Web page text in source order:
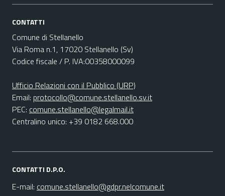
CONTATTI
Comune di Stellanello
Via Roma n.1, 17020 Stellanello (Sv)
Codice fiscale / P. IVA:00358000099
Ufficio Relazioni con il Pubblico (URP)
Email: protocollo@comune.stellanello.sv.it
PEC: comune.stellanello@legalmail.it
Centralino unico: +39 0182 668.000
CONTATTI D.P.O.
E-mail: comune.stellanello@gdpr.nelcomune.it